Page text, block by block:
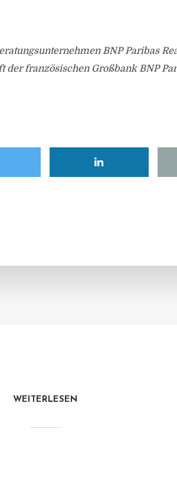
BNP Paribas
der französischen Großbank BNP
WEITERLESEN